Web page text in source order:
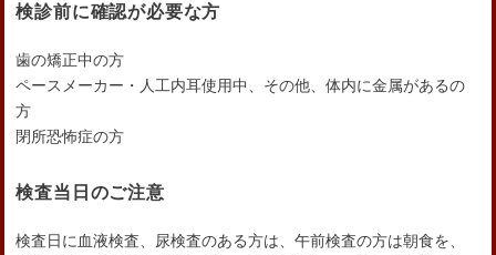
検診前に確認が必要な方
歯の矯正中の方
ペースメーカー・人工内耳使用中、その他、体内に金属があるの
方
閉所恐怖症の方
検査当日のご注意
検査日に血液検査、尿検査のある方は、午前検査の方は朝食を、